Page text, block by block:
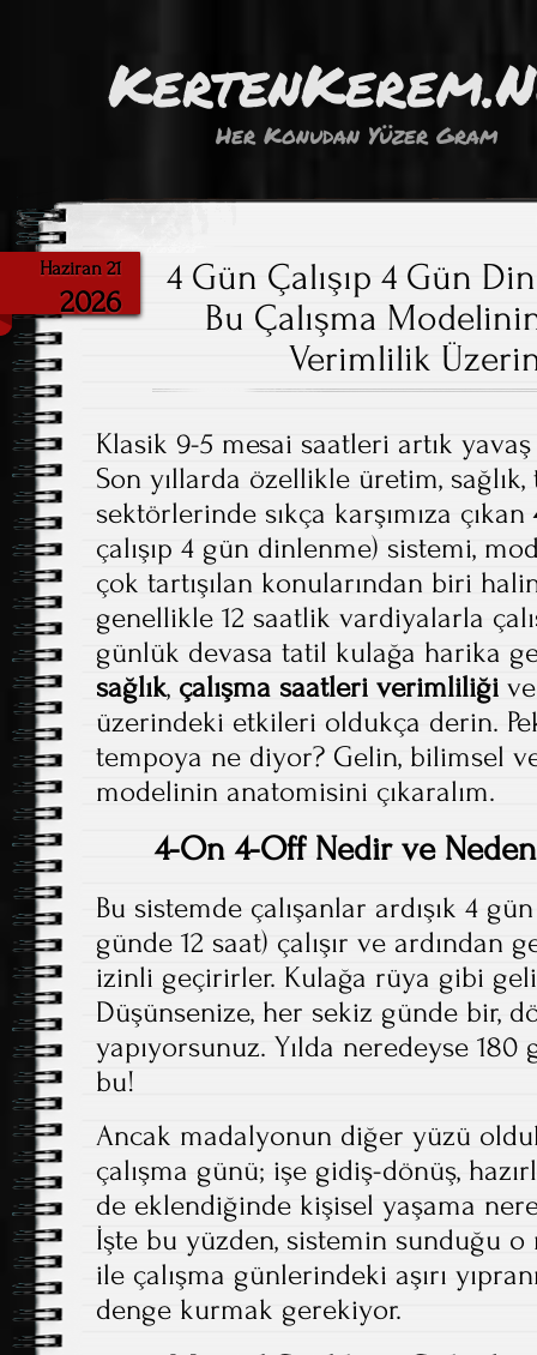
Her Konudan Yüzer Gram
Haziran 21
2026
4 Gün Çalışıp 4 Gün
Bu Çalışma
Verimlilik
Klasik 9-5 mesai saatleri artık
Son yıllarda özellikle üretim,
sektörlerinde sıkça karşımıza çıkan
çalışıp 4 gün dinlenme) sistemi,
çok tartışılan konularından biri
genellikle 12 saatlik vardiyalarla
günlük devasa tatil kulağa harika
sağlık, çalışma saatleri verimliliği
üzerindeki etkileri oldukça derin.
tempoya ne diyor? Gelin, bilimsel
modelinin anatomisini çıkaralım.
4-On 4-Off Nedir ve
Bu sistemde çalışanlar ardışık 4
günde 12 saat) çalışır ve ardından
izinli geçirirler. Kulağa rüya gibi
Düşünsenize, her sekiz günde bir,
yapıyorsunuz. Yılda neredeyse
bu!
Ancak madalyonun diğer yüzü
çalışma günü; işe gidiş-dönüş,
de eklendiğinde kişisel yaşama
İşte bu yüzden, sistemin sunduğu
ile çalışma günlerindeki aşırı
denge kurmak gerekiyor.